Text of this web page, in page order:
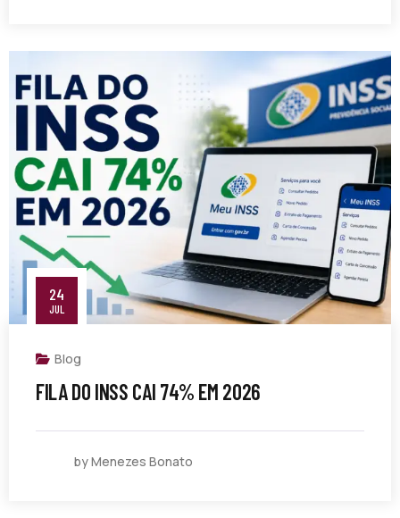
24
JUL
Blog
FILA DO INSS CAI 74% EM 2026
by Menezes Bonato